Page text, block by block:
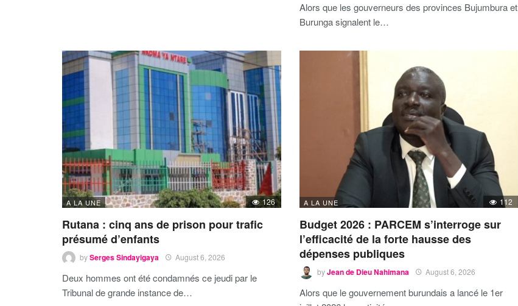
Alors que les gouverneurs des provinces Bujumbura et
Burunga signalent le…
A LA UNE 126
Rutana : cinq ans de prison pour trafic
présumé d’enfants
bySerges Sindayigaya August 6, 2026
Deux hommes ont été condamnés ce jeudi par le
Tribunal de grande instance de…
A LA UNE 112
Budget 2026 : PARCEM s’interroge sur
l’efficacité de la forte hausse des
dépenses publiques
byJean de Dieu Nahimana August 6, 2026
Alors que le gouvernement burundais a lancé le 1er